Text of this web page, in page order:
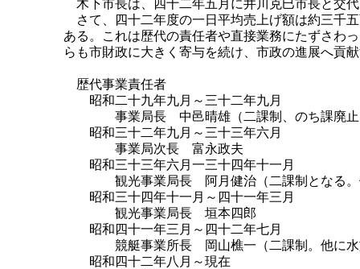
木下市長は、四十二年五月に井川克巳市長と交
さて、四十二年度の一日平均売上げ額は約三千
ある。これは歴代の責任者や直接業務にたずさわ
らも市財政に大きく寄与を続け、市政の進展へ貢
歴代事業責任者
昭和二十九年九月～三十二年九月
事業局長 中邑晴雄（二課制、のち課廃
昭和三十二年九月～三十三年六月
事業局次長 富永政夫
昭和三十三年六月一三十四年十一月
観光事業局長 阿月健治（二課制となる
昭和三十四年十一月～四十一年三月
観光事業局長 垣本四郎
昭和四十一年三月～四十二年七月
競艇事業所長 岡山樵一（二課制。他に
昭和四十二年八月～現在